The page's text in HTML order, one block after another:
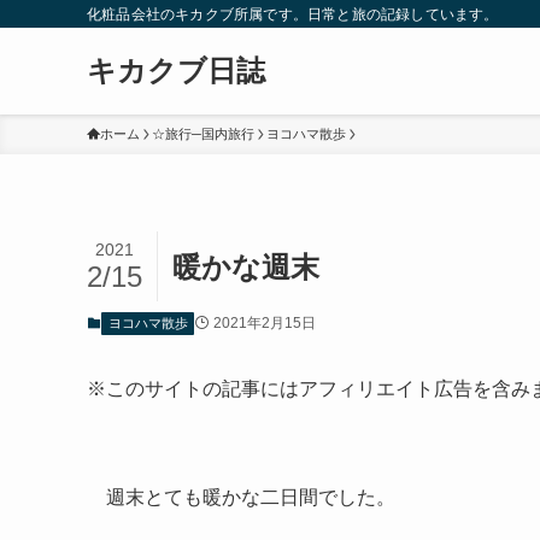
化粧品会社のキカクブ所属です。日常と旅の記録しています。
キカクブ日誌
ホーム ☆旅行─国内旅行 ヨコハマ散歩
暖かな週末
2021
2/15
ヨコハマ散歩 2021年2月15日
※このサイトの記事にはアフィリエイト広告を含み
週末とても暖かな二日間でした。